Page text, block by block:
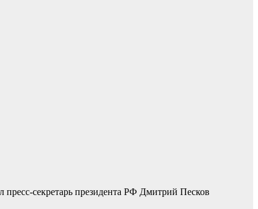
пресс-секретарь президента РФ Дмитрий Песков